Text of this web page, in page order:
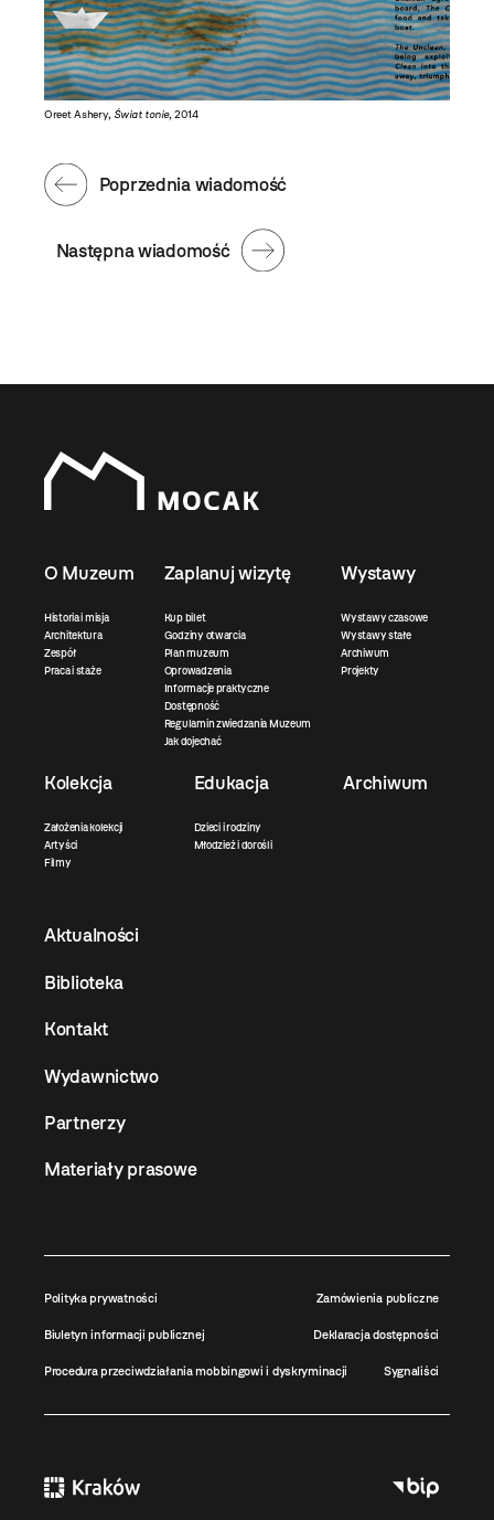
Oreet Ashery, Świat tonie, 2014
Następna wiadomość
Poprzednia wiadomość
O Muzeum
Historia i misja
Architektura
Zespół
Praca i staże
Zaplanuj wizytę
Kup bilet
Godziny otwarcia
Plan muzeum
Oprowadzenia
Informacje praktyczne
Dostępność
Regulamin zwiedzania Muzeum
Jak dojechać
Wystawy
Wystawy czasowe
Wystawy stałe
Archiwum
Projekty
Kolekcja
Założenia kolekcji
Artyści
Filmy
Edukacja
Dzieci i rodziny
Młodzież i dorośli
Archiwum
Aktualności
Biblioteka
Kontakt
Wydawnictwo
Partnerzy
Materiały prasowe
Polityka prywatności Zamówienia publiczne
Biuletyn informacji publicznej Deklaracja dostępności
Procedura przeciwdziałania mobbingowi i dyskryminacji Sygnaliści